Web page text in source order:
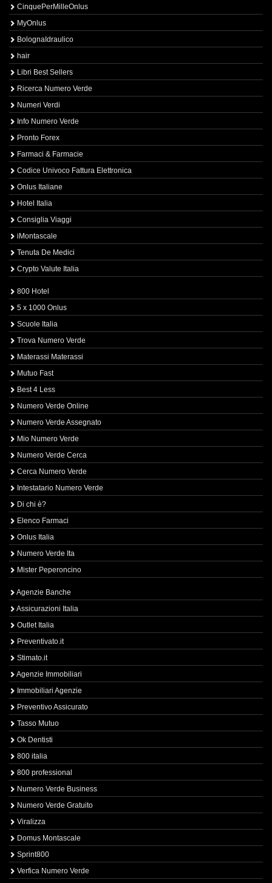
CinquePerMilleOnlus
MyOnlus
BolognaIdraulico
hair
Libri Best Sellers
Ricerca Numero Verde
Numeri Verdi
Info Numero Verde
Pronto Forex
Farmaci & Farmacie
Codice Univoco Fattura Elettronica
Onlus Italiane
Hotel Italia
Consiglia Viaggi
iMontascale
Tenuta De Medici
Crypto Valute Italia
800 Hotel
5 x 1000 Onlus
Scuole Italia
Trova Numero Verde
Materassi Materassi
Mutuo Fast
Best 4 Less
Numero Verde Online
Numero Verde Assegnato
Mio Numero Verde
Numero Verde Cerca
Cerca Numero Verde
Intestatario Numero Verde
Di chi è?
Elenco Farmaci
Onlus Italia
Numero Verde Ita
Mister Peperoncino
Agenzie Banche
Assicurazioni Italia
Outlet Italia
Preventivato.it
Stimato.it
Agenzie Immobiliari
Immobiliari Agenzie
Preventivo Assicurato
Tasso Mutuo
Ok Dentisti
800 italia
800 professional
Numero Verde Business
Numero Verde Gratuito
Viralizza
Domus Montascale
Sprint800
Verfica Numero Verde